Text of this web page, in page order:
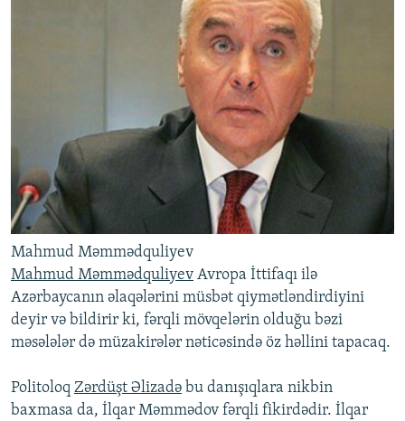
Mahmud Məmmədquliyev
Mahmud Məmmədquliyev Avropa İttifaqı ilə
Azərbaycanın əlaqələrini müsbət qiymətləndirdiyini
deyir və bildirir ki, fərqli mövqelərin olduğu bəzi
məsələlər də müzakirələr nəticəsində öz həllini tapacaq.
Politoloq Zərdüşt Əlizadə bu danışıqlara nikbin
baxmasa da, İlqar Məmmədov fərqli fikirdədir. İlqar